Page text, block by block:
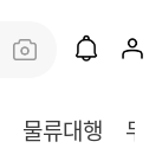
물류대행 무